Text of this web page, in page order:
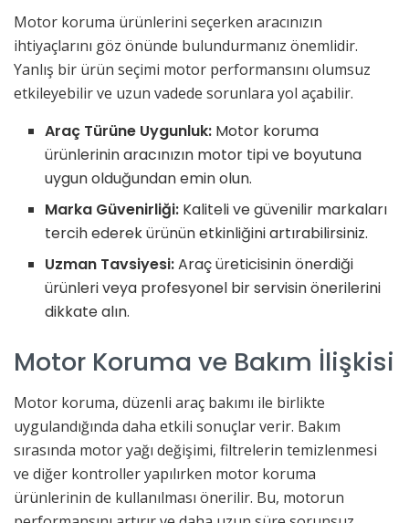
Motor koruma ürünlerini seçerken aracınızın
ihtiyaçlarını göz önünde bulundurmanız önemlidir.
Yanlış bir ürün seçimi motor performansını olumsuz
etkileyebilir ve uzun vadede sorunlara yol açabilir.
Araç Türüne Uygunluk: Motor koruma
ürünlerinin aracınızın motor tipi ve boyutuna
uygun olduğundan emin olun.
Marka Güvenirliği: Kaliteli ve güvenilir markaları
tercih ederek ürünün etkinliğini artırabilirsiniz.
Uzman Tavsiyesi:Araç üreticisinin önerdiği
ürünleri veya profesyonel bir servisin önerilerini
dikkate alın.
Motor Koruma ve Bakım İlişkisi
Motor koruma, düzenli araç bakımı ile birlikte
uygulandığında daha etkili sonuçlar verir. Bakım
sırasında motor yağı değişimi, filtrelerin temizlenmesi
ve diğer kontroller yapılırken motor koruma
ürünlerinin de kullanılması önerilir. Bu, motorun